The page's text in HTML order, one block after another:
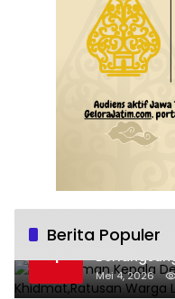
Berita Populer
1
Larut
Mei 4, 2026